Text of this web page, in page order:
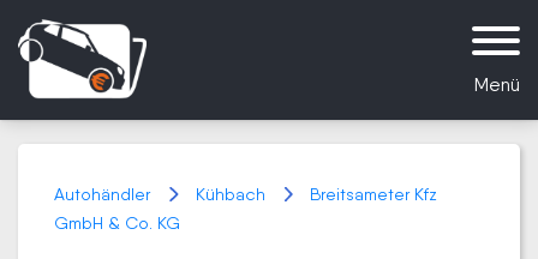
Menü
Autohändler Kühbach
Breitsameter Kfz
GmbH & Co. KG